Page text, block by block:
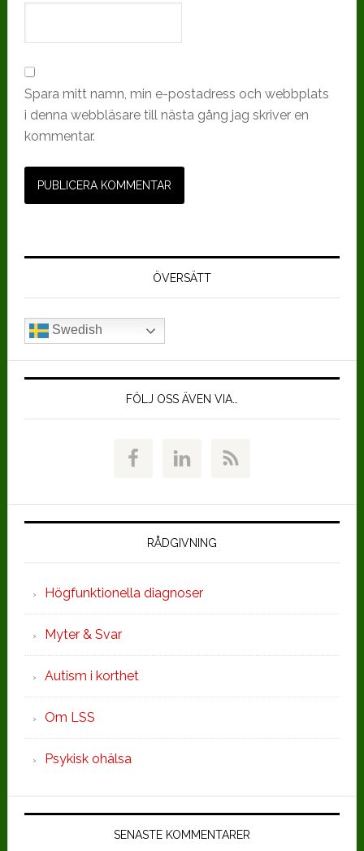
Spara mitt namn, min e-postadress och webbplats
i denna webbläsare till nästa gång jag skriver en
kommentar.
Primärt
ÖVERSÄTT
Swedish
FÖLJ OSS ÄVEN VIA…
RÅDGIVNING
Högfunktionella diagnoser
Myter & Svar
Autism i korthet
Om LSS
Psykisk ohälsa
SENASTE KOMMENTARER